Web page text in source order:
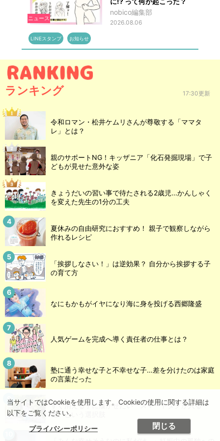
当サイトではCookieを使用します。Cookieの使用に関する詳細は
以下をご覧ください。
プライバシーポリシー
閉じる
ニュース
nobico編集部
2026.08.06
LINEスタンプ お知らせ
ランキング 17:30更新
令和ロマン・松井ケムリさんが尊敬する「ママタ
レ」とは？
親のサポートNG！キッザニア「化石発掘現場」で子
どもが見せた意外な姿
きょうだいの習い事で待たされる2歳児...かんしゃく
を変えた先生の1分の工夫
夏休みの自由研究におすすめ！ 親子で観察しながら
作れるレシピ
「挨拶しなさい！」は逆効果？ 自分から挨拶する子
の育て方
なにもかもがイヤになり海に身を投げる西郷隆盛
人気ゲームを完成へ導く責任者の仕事とは？
塾に通う幸せな子と不幸せな子…差を分けたのは家庭
の言葉だった
すぐ消える子に履かせたい「スマートタグが入る
靴」という選択肢